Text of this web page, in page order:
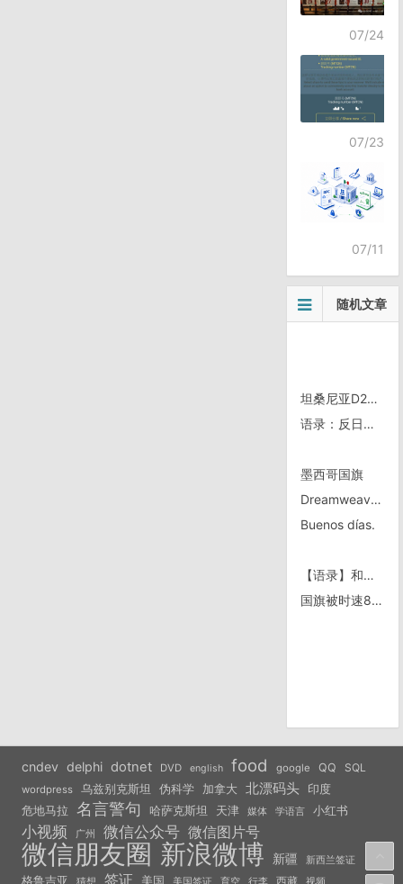
07/24
07/23
07/11
随机文章
坦桑尼亚D20/0817，返回
语录：反日货要反什么——《小李庄语录》
墨西哥国旗
Dreamweaver的快捷键
Buenos días.
【语录】和事业单位打交到
国旗被时速80km以上的风吹的
cndev delphi dotnet DVD english food google QQ SQL
wordpress 乌兹别克斯坦 伪科学 加拿大 北漂码头 印度
危地马拉 名言警句 哈萨克斯坦 天津 媒体 学语言 小红书
小视频 广州 微信公众号 微信图片号
微信朋友圈 新浪微博 新疆 新西兰签证
格鲁吉亚 猜想 签证 美国 美国签证 育空 行李 西藏 视频